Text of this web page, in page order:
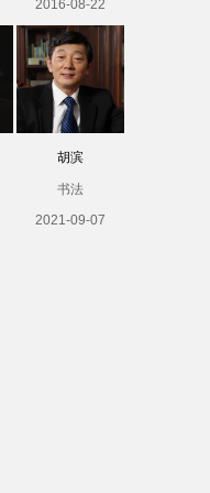
2016-08-22
胡滨
书法
2021-09-07